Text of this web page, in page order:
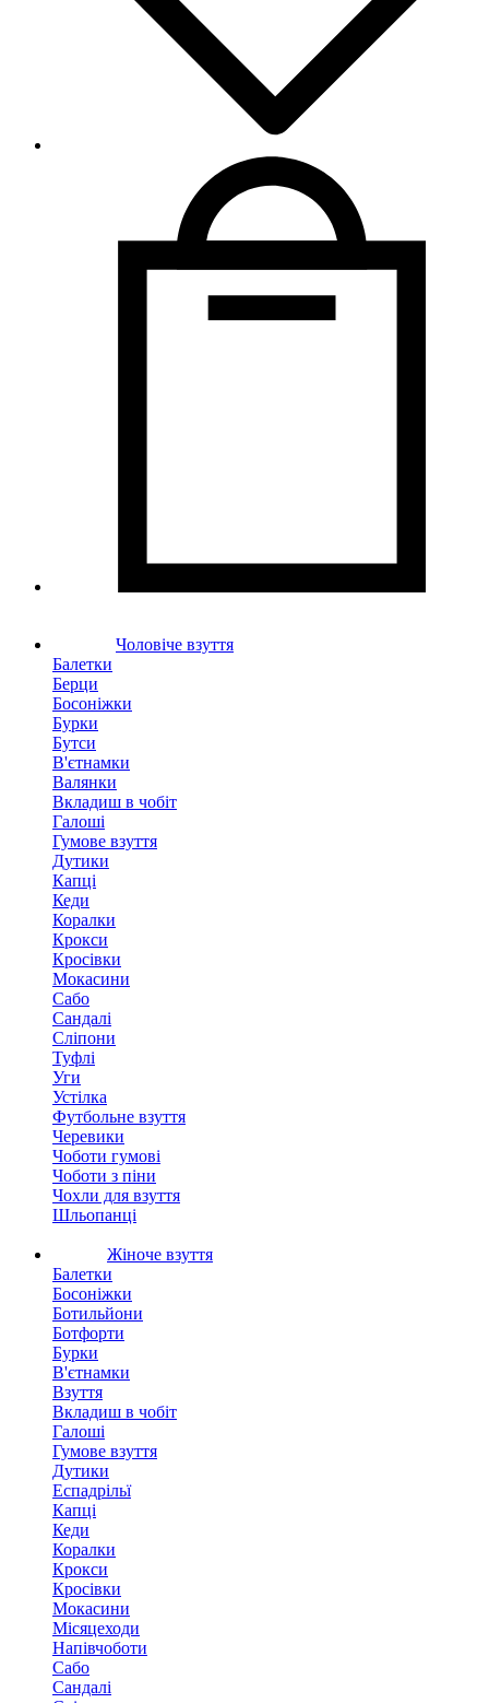
Чоловіче взуття
Балетки
Берци
Босоніжки
Бурки
Бутси
В'єтнамки
Валянки
Вкладиш в чобіт
Галоші
Гумове взуття
Дутики
Капці
Кеди
Коралки
Крокси
Кросівки
Мокасини
Сабо
Сандалі
Сліпони
Туфлі
Уги
Устілка
Футбольне взуття
Черевики
Чоботи гумові
Чоботи з піни
Чохли для взуття
Шльопанці
Жіноче взуття
Балетки
Босоніжки
Ботильйони
Ботфорти
Бурки
В'єтнамки
Взуття
Вкладиш в чобіт
Галоші
Гумове взуття
Дутики
Еспадрільї
Капці
Кеди
Коралки
Крокси
Кросівки
Мокасини
Місяцеходи
Напівчоботи
Сабо
Сандалі